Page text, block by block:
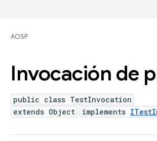
AOSP
Invocación de
public class TestInvocation
extends Object
implements